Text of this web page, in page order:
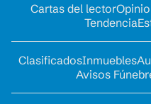
Cartas del lector
Tendencia
ClasificadosInmuebles
Avisos